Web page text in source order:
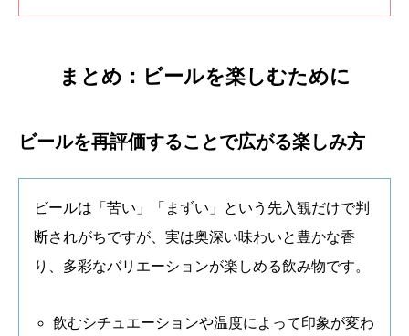
まとめ：ビールを楽しむために
ビールを再評価することで広がる楽しみ方
ビールは「苦い」「まずい」という先入観だけで判
断されがちですが、実は奥深い味わいと豊かな香
り、多彩なバリエーションが楽しめる飲み物です。
飲むシチュエーションや温度によって印象が変わ